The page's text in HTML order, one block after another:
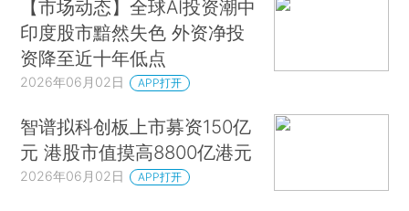
【市场动态】全球AI投资潮中
印度股市黯然失色 外资净投
资降至近十年低点
2026年06月02日 APP打开
智谱拟科创板上市募资150亿
元 港股市值摸高8800亿港元
2026年06月02日 APP打开